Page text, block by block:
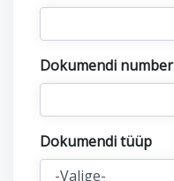
Dokumendi number
Dokumendi tüüp